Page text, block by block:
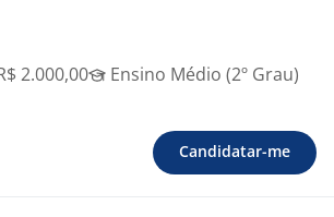
2.000,00
Ensino Médio (2º Grau)
Candidatar-me